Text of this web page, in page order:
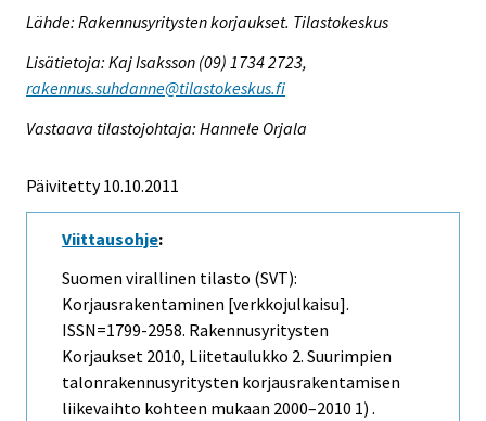
Lähde: Rakennusyritysten korjaukset. Tilastokeskus
Lisätietoja: Kaj Isaksson (09) 1734 2723,
rakennus.suhdanne@tilastokeskus.fi
Vastaava tilastojohtaja: Hannele Orjala
Päivitetty 10.10.2011
Viittausohje:
Suomen virallinen tilasto (SVT):
Korjausrakentaminen [verkkojulkaisu].
ISSN=1799-2958. Rakennusyritysten
Korjaukset 2010, Liitetaulukko 2. Suurimpien
talonrakennusyritysten korjausrakentamisen
liikevaihto kohteen mukaan 2000–2010 1) .